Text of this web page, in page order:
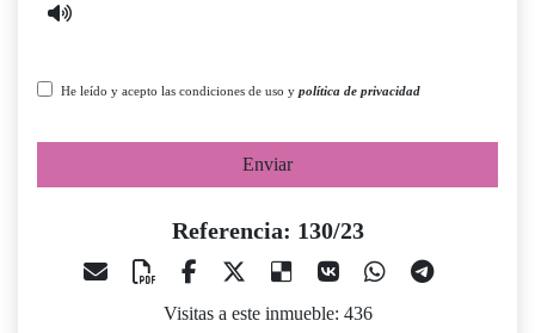
He leído y acepto las condiciones de uso y política de privacidad
Enviar
Referencia: 130/23
Visitas a este inmueble: 436